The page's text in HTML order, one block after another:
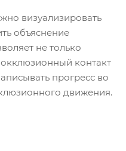
визуализировать
объяснение
не только
контакт
прогресс во
движения.